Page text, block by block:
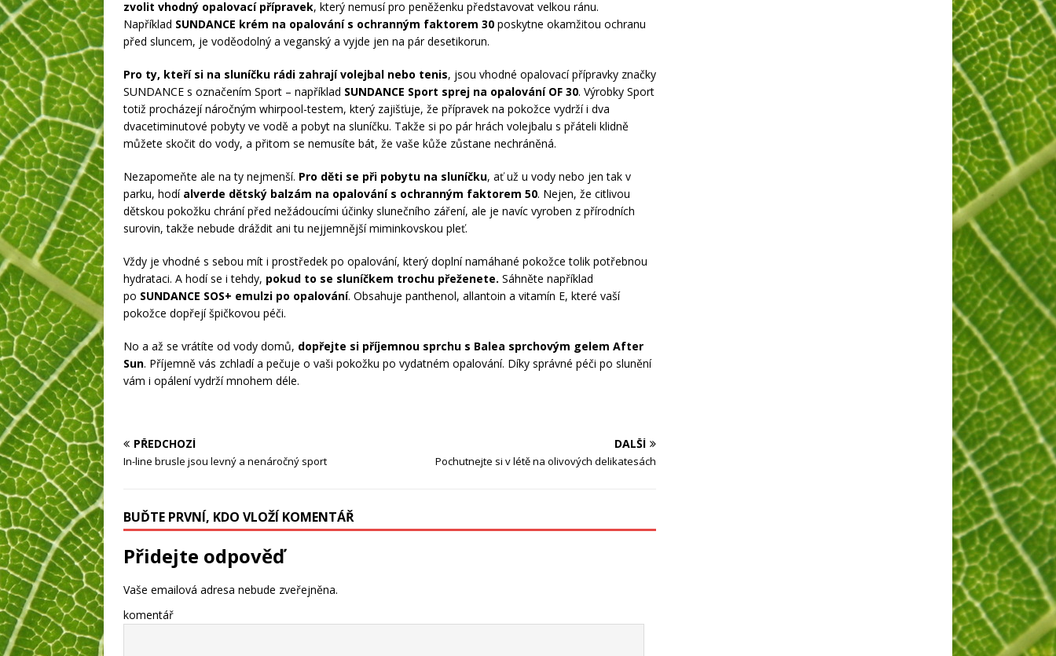
zvolit vhodný opalovací přípravek, který nemusí pro peněženku představovat velkou ránu.
Například SUNDANCE krém na opalování s ochranným faktorem 30 poskytne okamžitou ochranu
před sluncem, je voděodolný a veganský a vyjde jen na pár desetikorun.
Pro ty, kteří si na sluníčku rádi zahrají volejbal nebo tenis, jsou vhodné opalovací přípravky značky
SUNDANCE s označením Sport – například SUNDANCE Sport sprej na opalování OF 30. Výrobky Sport
totiž procházejí náročným whirpool-testem, který zajišťuje, že přípravek na pokožce vydrží i dva
dvacetiminutové pobyty ve vodě a pobyt na sluníčku. Takže si po pár hrách volejbalu s přáteli klidně
můžete skočit do vody, a přitom se nemusíte bát, že vaše kůže zůstane nechráněná.
Nezapomeňte ale na ty nejmenší. Pro děti se při pobytu na sluníčku, ať už u vody nebo jen tak v
parku, hodí alverde dětský balzám na opalování s ochranným faktorem 50. Nejen, že citlivou
dětskou pokožku chrání před nežádoucími účinky slunečního záření, ale je navíc vyroben z přírodních
surovin, takže nebude dráždit ani tu nejjemnější miminkovskou pleť.
Vždy je vhodné s sebou mít i prostředek po opalování, který doplní namáhané pokožce tolik potřebnou
hydrataci. A hodí se i tehdy, pokud to se sluníčkem trochu přeženete. Sáhněte například
po SUNDANCE SOS+ emulzi po opalování. Obsahuje panthenol, allantoin a vitamín E, které vaší
pokožce dopřejí špičkovou péči.
No a až se vrátíte od vody domů, dopřejte si příjemnou sprchu s Balea sprchovým gelem After
Sun. Příjemně vás zchladí a pečuje o vaši pokožku po vydatném opalování. Díky správné péči po slunění
vám i opálení vydrží mnohem déle.
PŘEDCHOZÍ
In-line brusle jsou levný a nenáročný sport
DALŠÍ
Pochutnejte si v létě na olivových delikatesách
BUĎTE PRVNÍ, KDO VLOŽÍ KOMENTÁŘ
Přidejte odpověď
Vaše emailová adresa nebude zveřejněna.
komentář